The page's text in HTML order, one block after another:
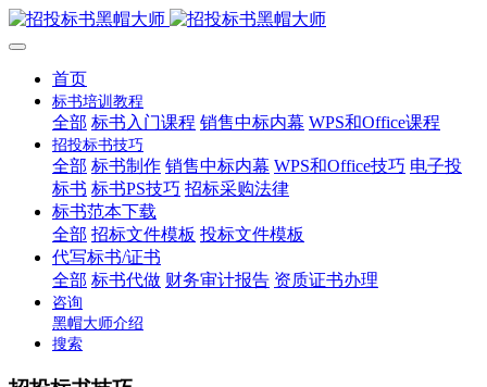
首页
标书培训教程
全部 标书入门课程 销售中标内幕 WPS和Office课程
招投标书技巧
全部 标书制作 销售中标内幕 WPS和Office技巧 电子投
标书 标书PS技巧 招标采购法律
标书范本下载
全部 招标文件模板 投标文件模板
代写标书/证书
全部 标书代做 财务审计报告 资质证书办理
咨询
黑帽大师介绍
搜索